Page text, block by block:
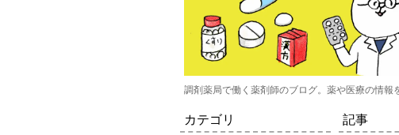
調剤薬局で働く薬剤師のブログ。薬や医療の情報
記事
カテゴリ